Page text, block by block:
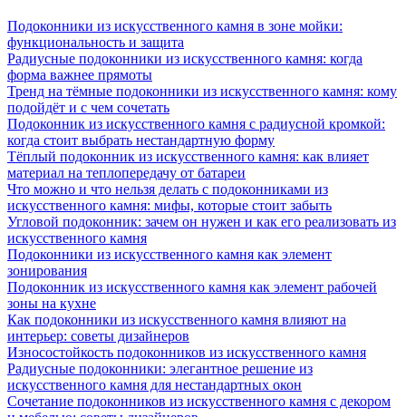
Подоконники из искусственного камня в зоне мойки:
функциональность и защита
Радиусные подоконники из искусственного камня: когда
форма важнее прямоты
Тренд на тёмные подоконники из искусственного камня: кому
подойдёт и с чем сочетать
Подоконник из искусственного камня с радиусной кромкой:
когда стоит выбрать нестандартную форму
Тёплый подоконник из искусственного камня: как влияет
материал на теплопередачу от батареи
Что можно и что нельзя делать с подоконниками из
искусственного камня: мифы, которые стоит забыть
Угловой подоконник: зачем он нужен и как его реализовать из
искусственного камня
Подоконники из искусственного камня как элемент
зонирования
Подоконник из искусственного камня как элемент рабочей
зоны на кухне
Как подоконники из искусственного камня влияют на
интерьер: советы дизайнеров
Износостойкость подоконников из искусственного камня
Радиусные подоконники: элегантное решение из
искусственного камня для нестандартных окон
Сочетание подоконников из искусственного камня с декором